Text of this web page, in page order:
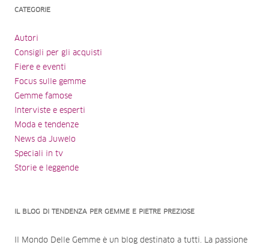
CATEGORIE
Autori
Consigli per gli acquisti
Fiere e eventi
Focus sulle gemme
Gemme famose
Interviste e esperti
Moda e tendenze
News da Juwelo
Speciali in tv
Storie e leggende
IL BLOG DI TENDENZA PER GEMME E PIETRE PREZIOSE
Il Mondo Delle Gemme è un blog destinato a tutti. La passione